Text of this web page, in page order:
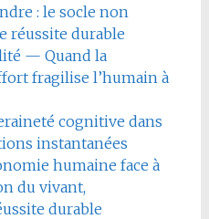
: le socle non
réussite durable
— Quand la
fragilise l’humain à
cognitive dans
instantanées
humaine face à
du vivant,
durable